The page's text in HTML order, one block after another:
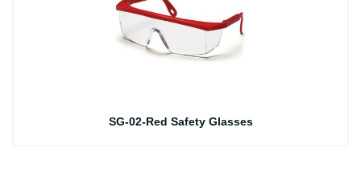
SG-02-Red Safety Glasses